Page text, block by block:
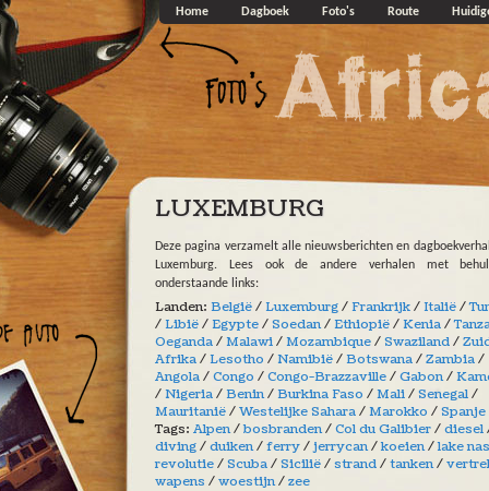
Overslaan en naar de algemene inhoud gaan
Home Dagboek Foto's Route
LUXEMBURG
Deze pagina verzamelt alle nieuwsberichten en
Luxemburg. Lees ook de andere verhalen met
onderstaande links:
Landen: België/Luxemburg/Frankrijk/Italië/
/Libië/Egypte/Soedan/Ethiopië/Kenia/
Oeganda/Malawi/Mozambique/Swaziland/
Afrika/Lesotho /Namibië/Botswana/Zambia/
Angola/Congo /Congo-Brazzaville/Gabon/
/Nigeria/Benin/Burkina Faso /Mali/Senegal/
Mauritanië/Westelijke Sahara/Marokko /Spanje
Tags: Alpen/bosbranden/Col du Galibier/diesel
diving/duiken/ferry/jerrycan/koeien/lake
revolutie/Scuba/Sicilië/strand/tanken/
wapens /woestijn/zee